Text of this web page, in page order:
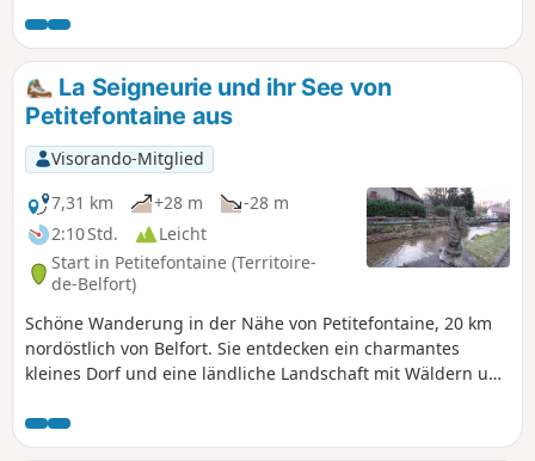
Informationstafeln geben Einblicke in das Kulturerbe, die
Tier- und Pflanzenwelt sowie die Landschaften. Die Route ist
mit einem Roten Ring markiert.
La Seigneurie und ihr See von
Petitefontaine aus
Visorando-Mitglied
7,31 km
+28 m
-28 m
2:10 Std.
Leicht
Start in Petitefontaine (Territoire-
de-Belfort)
Schöne Wanderung in der Nähe von Petitefontaine, 20 km
nordöstlich von Belfort. Sie entdecken ein charmantes
kleines Dorf und eine ländliche Landschaft mit Wäldern und
machen, um den Lac de la Seigneurie zu bewundern. Die
Wanderung ist mit einem grünen Ring markiert.